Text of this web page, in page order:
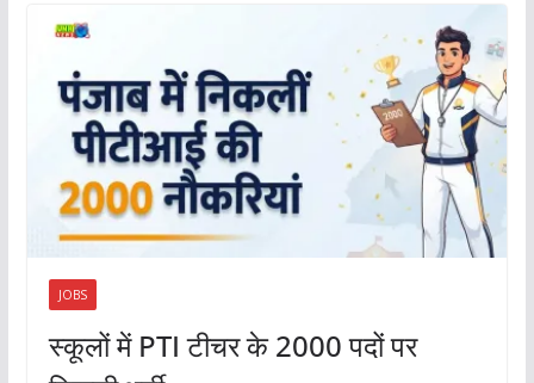
JOBS
स्कूलों में PTI टीचर के 2000 पदों पर